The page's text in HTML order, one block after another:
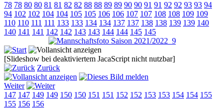
78 78 80 80 81 81 82 82 88 88 89 89 90 90 91 91 92 92 93 93 94
94 102 102 104 104 105 105 106 106 107 107 108 108 109 109
110 110 111 111 133 133 134 134 137 137 138 138 139 139 140
140 141 141 142 142 143 143 144 144 145 145
[Slideshow bei deaktiviertem JacaScript nicht nutzbar]
Zurück
Weiter
147 147 149 149 150 150 151 151 152 152 153 153 154 154 155
155 156 156